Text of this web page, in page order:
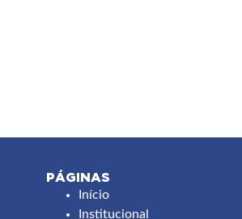
PÁGINAS
Footer
Início
Institucional